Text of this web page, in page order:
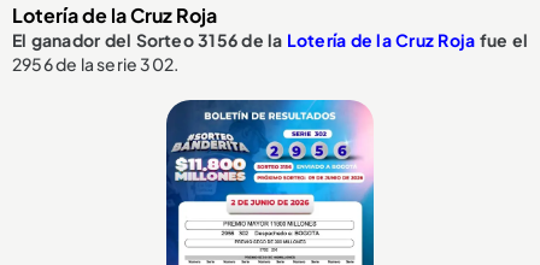
Lotería de la Cruz Roja
El ganador del Sorteo 3156 de la Lotería de la Cruz Roja fue el
2956 de la serie 302.